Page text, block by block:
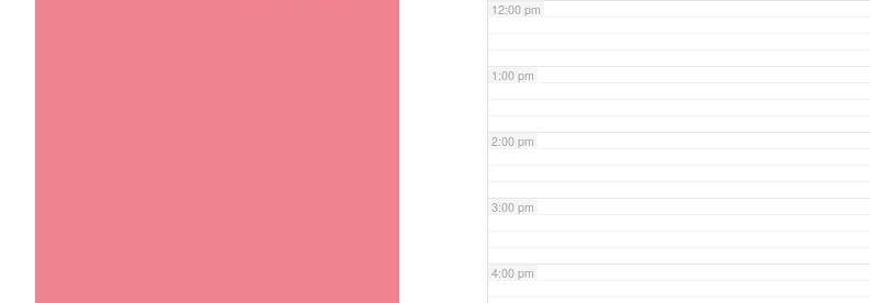
12:00 pm
1:00 pm
2:00 pm
3:00 pm
4:00 pm